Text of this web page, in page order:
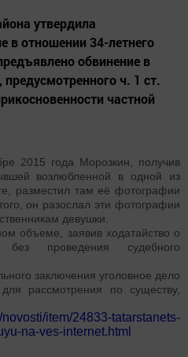
утвердила
в отношении 34-летнего
обвинение в
ч. 1 ст.
частной
2015 года Морозкин, получив
возлюбленной в одной из
разместил там её фотографии
он разослал эти фотографии
девушки.
объеме, заявив ходатайство о
без проведения судебного
заключения уголовное дело
рассмотрения по существу,
item/24833-tatarstanets-
na-ves-internet.html